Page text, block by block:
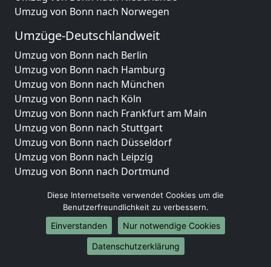
Umzug von Bonn nach Norwegen
Umzüge-Deutschlandweit
Umzug von Bonn nach Berlin
Umzug von Bonn nach Hamburg
Umzug von Bonn nach München
Umzug von Bonn nach Köln
Umzug von Bonn nach Frankfurt am Main
Umzug von Bonn nach Stuttgart
Umzug von Bonn nach Düsseldorf
Umzug von Bonn nach Leipzig
Umzug von Bonn nach Dortmund
Umzug von Bonn nach Bremen
Umzug von Bonn nach Dresden
Umzug von Bonn nach Hannover
Umzug von Bonn nach Nürnberg
Umzug von Bonn nach Duisburg
Diese Internetseite verwendet Cookies um die
Benutzerfreundlichkeit zu verbessern.
Einverstanden
Nur notwendige Cookies
Datenschutzerklärung